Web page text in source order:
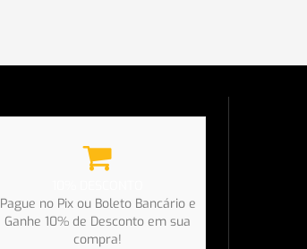
Pague no Pix ou Boleto Bancário e
Ganhe 10% de Desconto em sua
compra!